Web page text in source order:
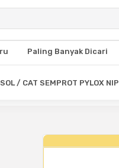
Paling Banyak Dicari
/ CAT SEMPROT PYLOX